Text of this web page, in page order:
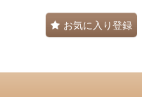
お気に入り登録